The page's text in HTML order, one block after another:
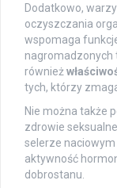
Dodatkowo,
oczyszczania
wspomaga
nagromadzonych
również
tych, którzy
Nie można także
zdrowie
selerze
aktywność
dobrostanu.